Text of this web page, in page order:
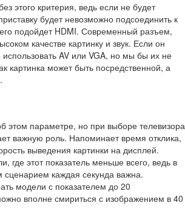
этого критерия, ведь если не будет
будет невозможно подсоединить к
подойдет HDMI. Современный разъем,
качестве картинку и звук. Если он
использовать AV или VGA, но мы бы их не
картинка может быть посредственной, а
этом параметре, но при выборе телевизора
важную роль. Напоминает время отклика,
выведения картинки на дисплей.
где этот показатель меньше всего, ведь в
сценарием каждая секунда важна.
модели с показателем до 20
вполне смириться с изображением в 40